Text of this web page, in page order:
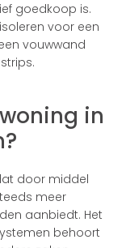
goedkoop is.
voor een
vouwwand
in
door middel
meer
aanbiedt. Het
behoort